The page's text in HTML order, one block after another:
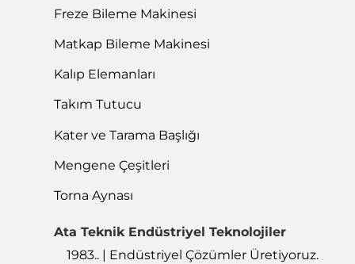
Freze Bileme Makinesi
Matkap Bileme Makinesi
Kalıp Elemanları
Takım Tutucu
Kater ve Tarama Başlığı
Mengene Çeşitleri
Torna Aynası
Ata Teknik Endüstriyel Teknolojiler
1983.. | Endüstriyel Çözümler Üretiyoruz.